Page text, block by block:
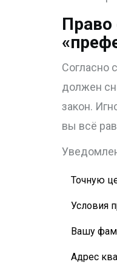
Право
Согласно
должен
закон.
вы всё
Точную
Условия
Вашу
Адрес